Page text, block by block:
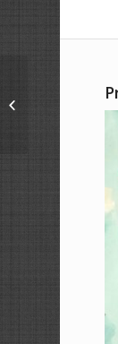
JS5 – Jersey
Colors Plgeon